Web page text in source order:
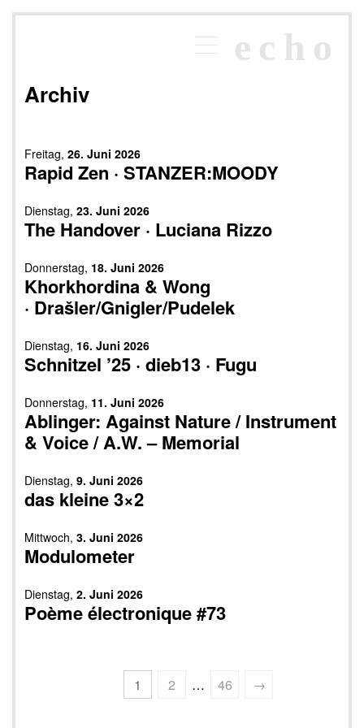
×
Programm
echo
Archiv
Freitag, 26. Juni 2026
Rapid Zen · STANZER:MOODY
Dienstag, 23. Juni 2026
The Handover · Luciana Rizzo
Donnerstag, 18. Juni 2026
Khorkhordina & Wong
· Drašler/Gnigler/Pudelek
Dienstag, 16. Juni 2026
Schnitzel ’25 · dieb13 · Fugu
Donnerstag, 11. Juni 2026
Ablinger: Against Nature / Instrument
& Voice / A.W. – Memorial
Dienstag, 9. Juni 2026
das kleine 3×2
Mittwoch, 3. Juni 2026
Modulometer
Dienstag, 2. Juni 2026
Poème électronique #73
Seitennummerierung
1 2 … 46 →